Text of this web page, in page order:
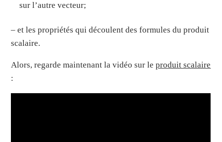
sur l’autre vecteur;
– et les propriétés qui découlent des formules du produit
scalaire.
Alors, regarde maintenant la vidéo sur leproduit scalaire
: